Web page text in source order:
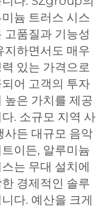
늄 트러스 시스
고품질과 기능성
지하면서도 매우
있는 가격으로
어 고객의 투자
높은 가치를 제공
. 소규모 지역 사
사든 대규모 음악
이든, 알루미늄
스는 무대 설치에
경제적인 솔루
다. 예산을 크게